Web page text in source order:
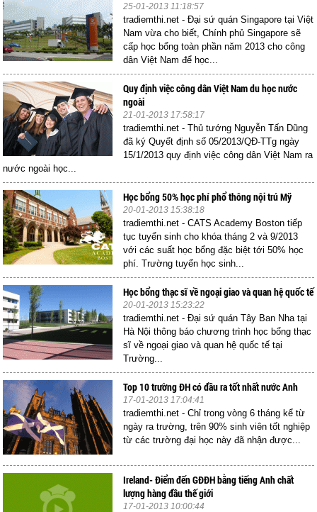
25-01-2013 11:18:57
tradiemthi.net - Đại sứ quán Singapore tại Việt
Nam vừa cho biết, Chính phủ Singapore sẽ
cấp học bổng toàn phần năm 2013 cho công
dân Việt Nam để học...
Quy định việc công dân Việt Nam du học nước
ngoài
21-01-2013 17:58:17
tradiemthi.net - Thủ tướng Nguyễn Tấn Dũng
đã ký Quyết định số 05/2013/QĐ-TTg ngày
15/1/2013 quy định việc công dân Việt Nam ra
nước ngoài học...
Học bổng 50% học phí phổ thông nội trú Mỹ
20-01-2013 15:38:18
tradiemthi.net - CATS Academy Boston tiếp
tục tuyển sinh cho khóa tháng 2 và 9/2013
với các suất học bổng đặc biệt tới 50% học
phí. Trường tuyển học sinh...
Học bổng thạc sĩ về ngoại giao và quan hệ quốc tế
20-01-2013 15:23:22
tradiemthi.net - Đại sứ quán Tây Ban Nha tại
Hà Nội thông báo chương trình học bổng thạc
sĩ về ngoại giao và quan hệ quốc tế tại
Trường...
Top 10 trường ĐH có đầu ra tốt nhất nước Anh
17-01-2013 17:04:41
tradiemthi.net - Chỉ trong vòng 6 tháng kể từ
ngày ra trường, trên 90% sinh viên tốt nghiệp
từ các trường đại học này đã nhận được...
Ireland- Điểm đến GĐĐH bằng tiếng Anh chất
lượng hàng đầu thế giới
17-01-2013 10:00:44